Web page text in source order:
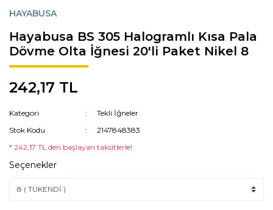
HAYABUSA
Hayabusa BS 305 Halogramlı Kısa Pala
Dövme Olta İğnesi 20'li Paket Nikel 8
242,17 TL
Kategori
Tekli İğneler
Stok Kodu
2147848383
* 242,17 TL den başlayan taksitlerle!
Seçenekler